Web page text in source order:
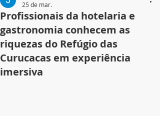
Profissionais da hotelaria e
gastronomia conhecem as
riquezas do Refúgio das
Curucacas em experiência
imersiva
25 de mar.